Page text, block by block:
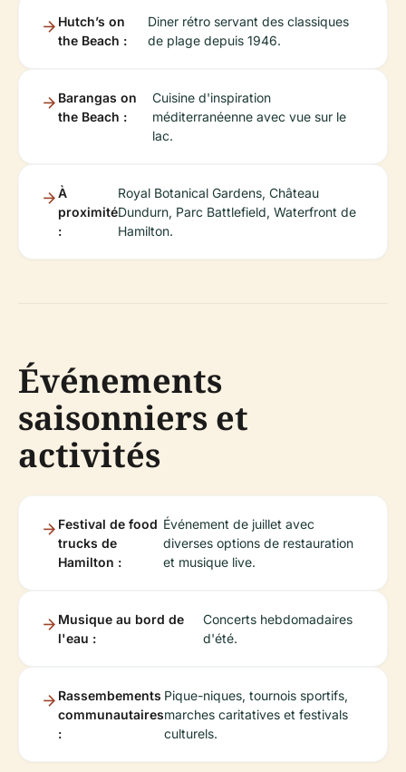
Hutch’s on
the Beach :
Diner rétro servant des classiques
de plage depuis 1946.
Barangas on
the Beach :
Cuisine d'inspiration
méditerranéenne avec vue sur le
lac.
À
proximité
:
Royal Botanical Gardens, Château
Dundurn, Parc Battlefield, Waterfront de
Hamilton.
Événements
saisonniers et
activités
Festival de food
trucks de
Hamilton :
Événement de juillet avec
diverses options de restauration
et musique live.
Musique au bord de
l'eau :
Concerts hebdomadaires
d'été.
Rassembements
communautaires
:
Pique-niques, tournois sportifs,
marches caritatives et festivals
culturels.